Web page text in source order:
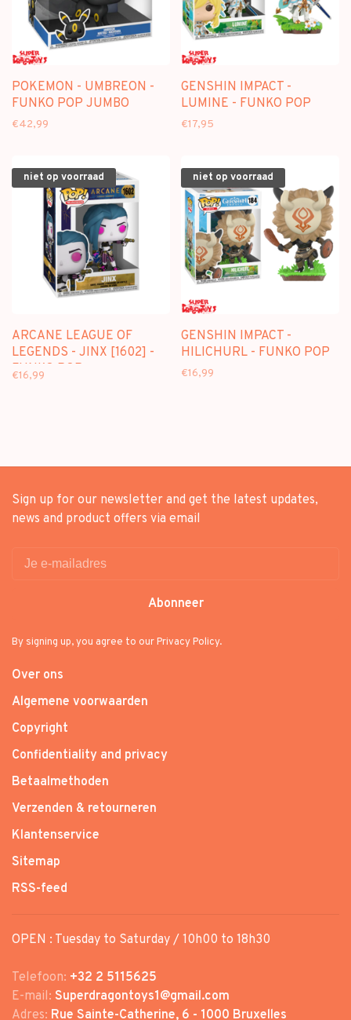
POKEMON - UMBREON -
FUNKO POP JUMBO
€42,99
GENSHIN IMPACT -
LUMINE - FUNKO POP
€17,95
niet op voorraad
ARCANE LEAGUE OF
LEGENDS - JINX [1602] -
FUNKO POP
€16,99
niet op voorraad
GENSHIN IMPACT -
HILICHURL - FUNKO POP
€16,99
Sign up for our newsletter and get the latest updates,
news and product offers via email
Abonneer
By signing up, you agree to our Privacy Policy.
Over ons
Algemene voorwaarden
Copyright
Confidentiality and privacy
Betaalmethoden
Verzenden & retourneren
Klantenservice
Sitemap
RSS-feed
OPEN : Tuesday to Saturday / 10h00 to 18h30
Telefoon: +32 2 5115625
E-mail: Superdragontoys1@gmail.com
Adres: Rue Sainte-Catherine, 6 - 1000 Bruxelles